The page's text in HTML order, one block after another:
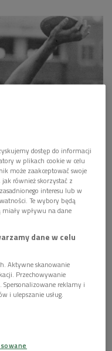
się przed wiekami
rozgrzewa mi serce.
przeżycie! Pierwsze
I jaka duma, gdy
piłkę do
choć grał w Pogoni
doprowadziła go
dostęp do informacji
w plikach cookie w celu
może zaakceptować swoje
również skorzystać z
interesu lub w
Te wybory będą
wpływu na dane
dane w celu
Aktywne skanowanie
Przechowywanie
reklamy i
i ulepszanie usług.